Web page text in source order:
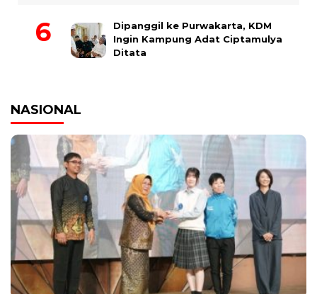
Dipanggil ke Purwakarta, KDM
Ingin Kampung Adat Ciptamulya
Ditata
NASIONAL